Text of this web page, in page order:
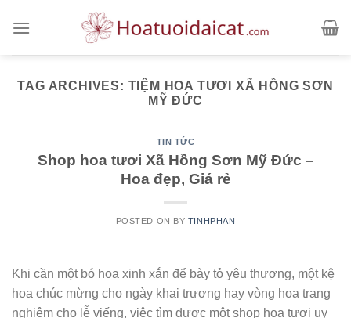
TAG ARCHIVES: TIỆM HOA TƯƠI XÃ HỒNG SƠN
MỸ ĐỨC
TIN TỨC
Shop hoa tươi Xã Hồng Sơn Mỹ Đức –
Hoa đẹp, Giá rẻ
POSTED ON BY TINHPHAN
Khi cần một bó hoa xinh xắn để bày tỏ yêu thương, một kệ
hoa chúc mừng cho ngày khai trương hay vòng hoa trang
nghiêm cho lễ viếng, việc tìm được một shop hoa tươi uy